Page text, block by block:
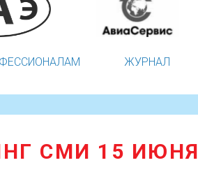
ЖУРНАЛ
СМИ 15 ИЮНЯ